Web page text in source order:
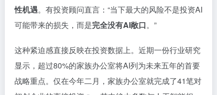
性机遇。有投资顾问直言：“当下最大的风险不是投资AI
可能带来的损失，而是完全没有AI敞口。”
这种紧迫感直接反映在投资数据上。近期一份行业研究
显示，超过80%的家族办公室将AI列为未来五年的首要
战略重点。仅在今年二月，家族办公室就完成了41笔对